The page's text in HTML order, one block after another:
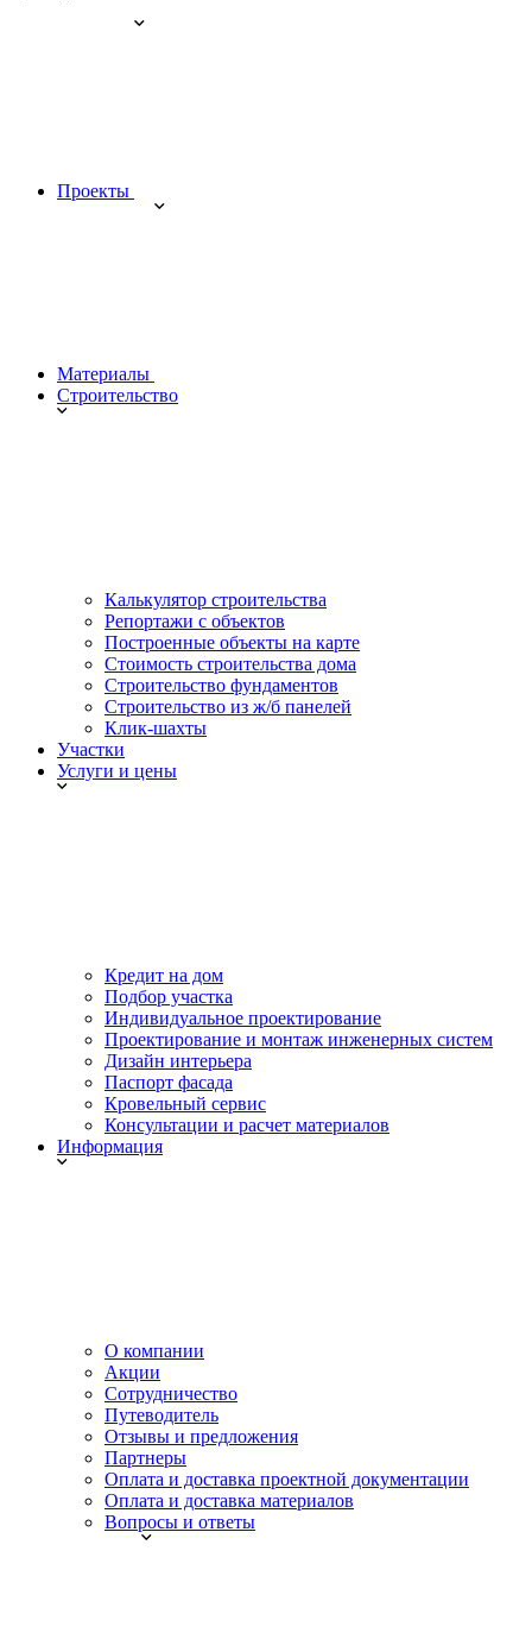
Проекты
Материалы
Строительство
Калькулятор строительства
Репортажи с объектов
Построенные объекты на карте
Стоимость строительства дома
Строительство фундаментов
Строительство из ж/б панелей
Клик-шахты
Участки
Услуги и цены
Кредит на дом
Подбор участка
Индивидуальное проектирование
Проектирование и монтаж инженерных систем
Дизайн интерьера
Паспорт фасада
Кровельный сервис
Консультации и расчет материалов
Информация
О компании
Акции
Сотрудничество
Путеводитель
Отзывы и предложения
Партнеры
Оплата и доставка проектной документации
Оплата и доставка материалов
Вопросы и ответы